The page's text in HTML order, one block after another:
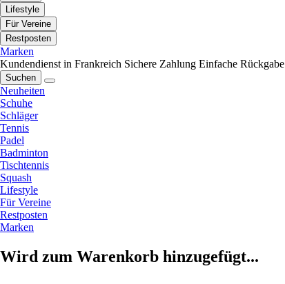
Lifestyle
Für Vereine
Restposten
Marken
Kundendienst in Frankreich Sichere Zahlung Einfache Rückgabe
Suchen
Neuheiten
Schuhe
Schläger
Tennis
Padel
Badminton
Tischtennis
Squash
Lifestyle
Für Vereine
Restposten
Marken
Wird zum Warenkorb hinzugefügt...